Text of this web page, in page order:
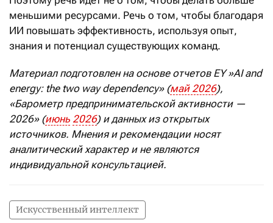
меньшими ресурсами. Речь о том, чтобы благодаря
ИИ повышать эффективность, используя опыт,
знания и потенциал существующих команд.
Материал подготовлен на основе отчетов EY»AI and
energy: the two way dependency» (май 2026),
«Барометр предпринимательской активности —
2026» (июнь 2026) и данных из открытых
источников. Мнения и рекомендации носят
аналитический характер и не являются
индивидуальной консультацией.
Искусственный интеллект